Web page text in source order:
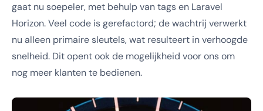
gaat nu soepeler, met behulp van tags en Laravel
Horizon. Veel code is gerefactord; de wachtrij verwerkt
nu alleen primaire sleutels, wat resulteert in verhoogde
snelheid. Dit opent ook de mogelijkheid voor ons om
nog meer klanten te bedienen.